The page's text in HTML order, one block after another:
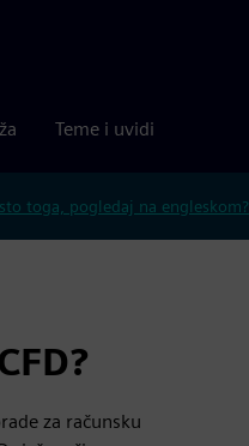
Teme i uvidi
toga, pogledaj na engleskom?
za računsku